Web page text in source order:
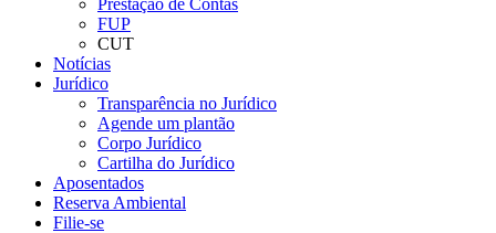
FUP
CUT
Notícias
Jurídico
Transparência no Jurídico
Agende um plantão
Corpo Jurídico
Cartilha do Jurídico
Aposentados
Reserva Ambiental
Filie-se